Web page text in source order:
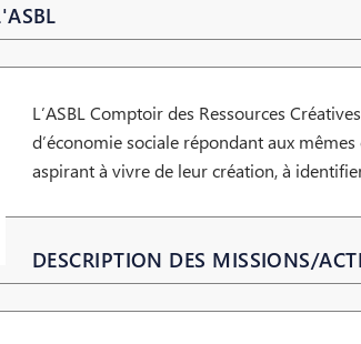
L’ASBL Comptoir des Ressources
d’économie sociale répondant aux
aspirant à vivre de leur création, à
DESCRIPTION DES MISSIONS/